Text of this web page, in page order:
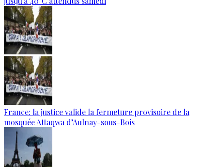
France: la justice valide la fermeture provisoire de la
mosquée Attaqwa d’Aulnay-sous-Bois